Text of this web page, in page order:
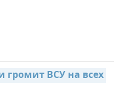
громит ВСУ на всех